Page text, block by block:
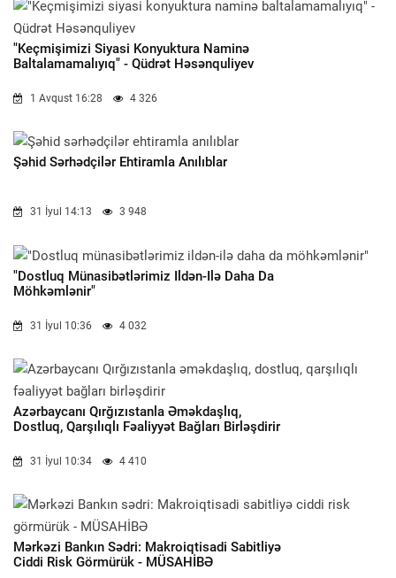
"Keçmişimizi Siyasi Konyuktura Naminə
Baltalamamalıyıq" - Qüdrət Həsənquliyev
1 Avqust 16:28 4 326
Şəhid Sərhədçilər Ehtiramla Anılıblar
31 İyul 14:13 3 948
"Dostluq Münasibətlərimiz Ildən-Ilə Daha Da
Möhkəmlənir"
31 İyul 10:36 4 032
Azərbaycanı Qırğızıstanla Əməkdaşlıq,
Dostluq, Qarşılıqlı Fəaliyyət Bağları Birləşdirir
31 İyul 10:34 4 410
Mərkəzi Bankın Sədri: Makroiqtisadi Sabitliyə
Ciddi Risk Görmürük - MÜSAHİBƏ